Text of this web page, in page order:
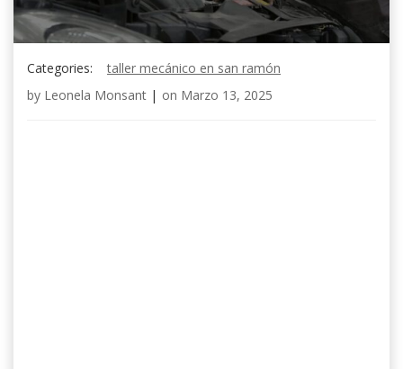
Categories:
taller mecánico en san ramón
by Leonela Monsant | on Marzo 13, 2025